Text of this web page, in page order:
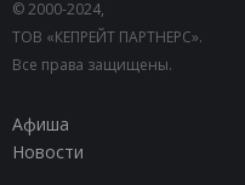
© 2000-2024,
ТОВ «КЕПРЕЙТ ПАРТНЕРС».
Все права защищены.
Афиша
Новости